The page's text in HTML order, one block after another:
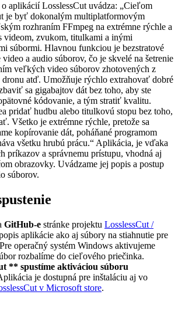
o aplikácií LosslessCut uvádza: „Cieľom
je byť dokonalým multiplatformovým
rozhraním FFmpeg na extrémne rýchle a
videom, zvukom, titulkami a inými
súbormi. Hlavnou funkciou je bezstratové
a audio súborov, čo je skvelé na šetrenie
veľkých video súborov zhotovených z
atď. Umožňuje rýchlo extrahovať dobré
sa gigabajtov dát bez toho, aby ste
kódovanie, a tým stratiť kvalitu.
pridať hudbu alebo titulkovú stopu bez toho,
Všetko je extrémne rýchle, pretože sa
kopírovanie dát, poháňané programom
všetku hrubú prácu.“ Aplikácia, je vďaka
príkazov a správnemu prístupu, vhodná aj
obrazovky. Uvádzame jej popis a postup
súborov.
GitHub-e stránke projektu LosslessCut /
aplikácie ako aj súbory na stiahnutie pre
operačný systém Windows aktivujeme
rozbalíme do cieľového priečinka.
** spustíme aktiváciou súboru
je dostupná pre inštaláciu aj vo
v Microsoft store.